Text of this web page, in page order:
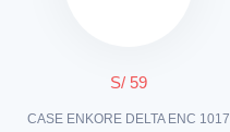
S/ 59
CASE ENKORE DELTA ENC 1017